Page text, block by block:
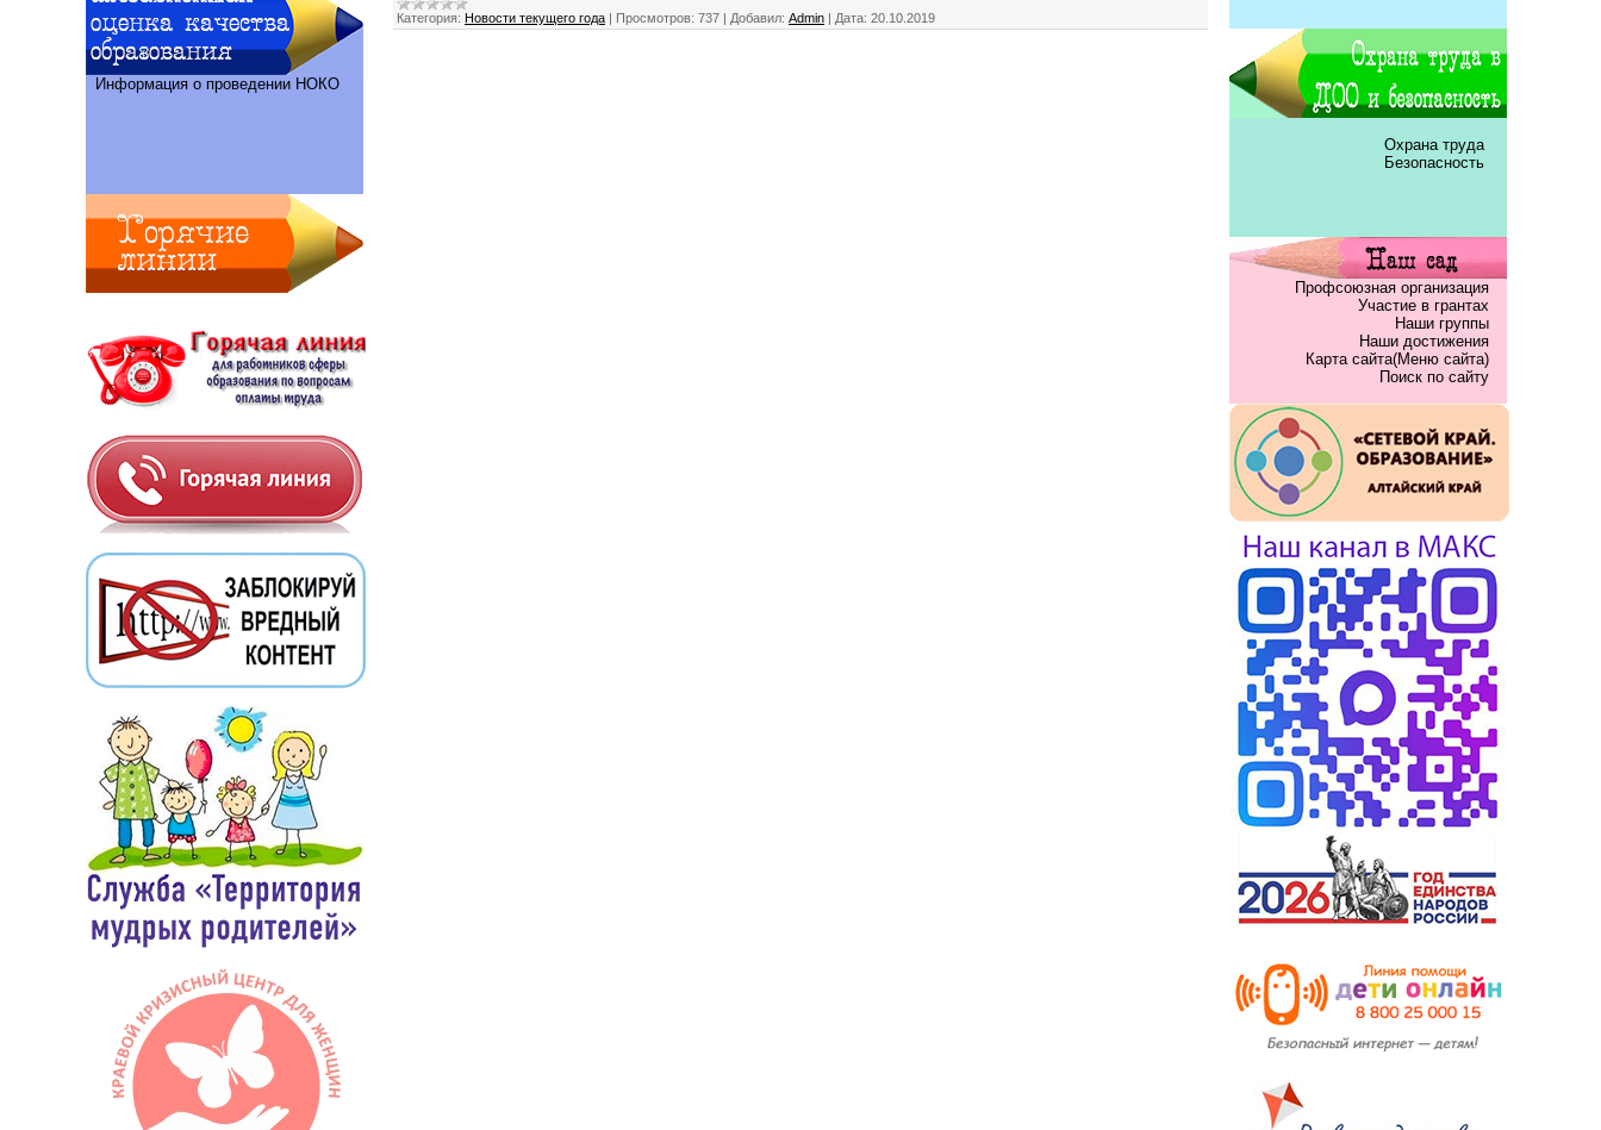
Информация о проведении НОКО
Категория: Новости текущего года | Просмотров: 737 | Добавил: Admin | Дата: 20.10.2019
Охрана труда
Безопасность
Профсоюзная организация
Участие в грантах
Наши группы
Наши достижения
Карта сайта(Меню сайта)
Поиск по сайту